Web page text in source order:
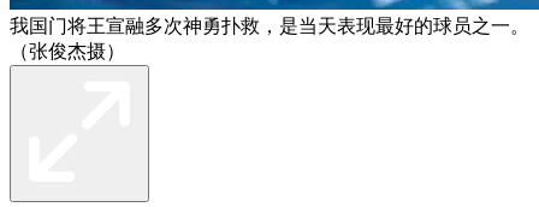
我国门将王宣融多次神勇扑救，是当天表现最好的球员之一。
（张俊杰摄）